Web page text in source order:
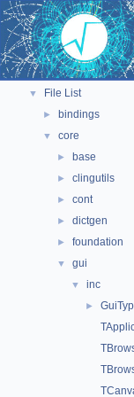
► ROOT Components
► Namespaces
► All Classes
▼ Files
▼ File List
► bindings
▼ core
► base
► clingutils
► cont
► dictgen
► foundation
▼ gui
▼ inc
►